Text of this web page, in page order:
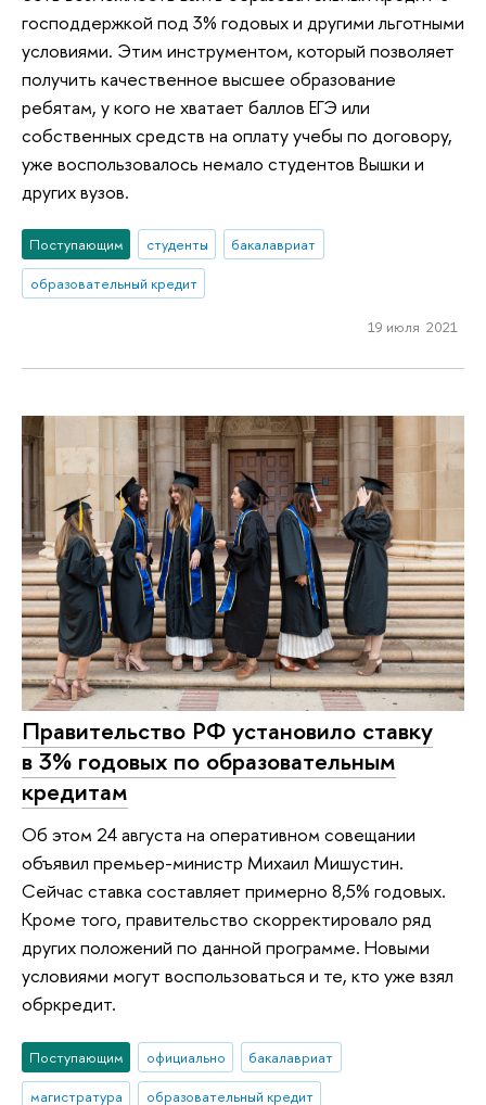
господдержкой под 3% годовых и другими льготными
условиями. Этим инструментом, который позволяет
получить качественное высшее образование
ребятам, у кого не хватает баллов ЕГЭ или
собственных средств на оплату учебы по договору,
уже воспользовалось немало студентов Вышки и
других вузов.
Поступающим студенты
бакалавриат
образовательный кредит
19 июля 2021
Правительство РФ установило ставку
в 3% годовых по образовательным
кредитам
Об этом 24 августа на оперативном совещании
объявил премьер-министр Михаил Мишустин.
Сейчас ставка составляет примерно 8,5% годовых.
Кроме того, правительство скорректировало ряд
других положений по данной программе. Новыми
условиями могут воспользоваться и те, кто уже взял
обркредит.
Поступающим официально
бакалавриат
магистратура
образовательный кредит